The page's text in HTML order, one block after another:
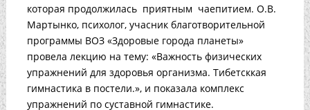
которая продолжилась приятным чаепитием. О.В.
Мартынко, психолог, учасник благотворительной
программы ВОЗ «Здоровые города планеты»
провела лекцию на тему: «Важность физических
упражнений для здоровья организма. Тибетсккая
гимнастика в постели.», и показала комплекс
упражнений по суставной гимнастике.